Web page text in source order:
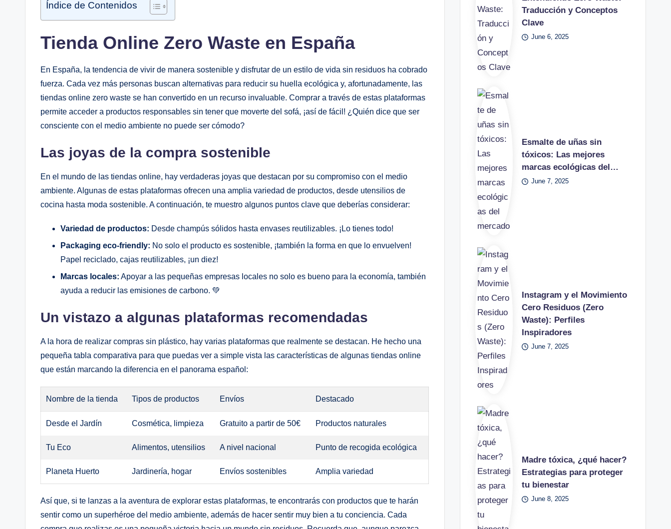
Índice de Contenidos
Tienda Online Zero Waste en España
En España, la tendencia de vivir de manera sostenible y disfrutar de un estilo de vida sin residuos ha cobrado
fuerza. Cada vez más personas buscan alternativas para reducir su huella ecológica y, afortunadamente, las
tiendas online zero waste se han convertido en un recurso invaluable. Comprar a través de estas plataformas
permite acceder a productos responsables sin tener que moverte del sofá, ¡así de fácil! ¿Quién dice que ser
consciente con el medio ambiente no puede ser cómodo?
Las joyas de la compra sostenible
En el mundo de las tiendas online, hay verdaderas joyas que destacan por su compromiso con el medio
ambiente. Algunas de estas plataformas ofrecen una amplia variedad de productos, desde utensilios de
cocina hasta moda sostenible. A continuación, te muestro algunos puntos clave que deberías considerar:
Variedad de productos: Desde champús sólidos hasta envases reutilizables. ¡Lo tienes todo!
Packaging eco-friendly: No solo el producto es sostenible, ¡también la forma en que lo envuelven!
Papel reciclado, cajas reutilizables, ¡un diez!
Marcas locales: Apoyar a las pequeñas empresas locales no solo es bueno para la economía, también
ayuda a reducir las emisiones de carbono. 💚
Un vistazo a algunas plataformas recomendadas
A la hora de realizar compras sin plástico, hay varias plataformas que realmente se destacan. He hecho una
pequeña tabla comparativa para que puedas ver a simple vista las características de algunas tiendas online
que están marcando la diferencia en el panorama español:
Nombre de la tienda Tipos de productos Envíos Destacado
Desde el Jardín Cosmética, limpieza Gratuito a partir de 50€ Productos naturales
Tu Eco Alimentos, utensilios A nivel nacional Punto de recogida ecológica
Planeta Huerto Jardinería, hogar Envíos sostenibles Amplia variedad
Así que, si te lanzas a la aventura de explorar estas plataformas, te encontrarás con productos que te harán
sentir como un superhéroe del medio ambiente, además de hacer sentir muy bien a tu conciencia. Cada
Traducción y Conceptos
Clave
June 6, 2025
Esmalte de uñas sin
tóxicos: Las mejores
marcas ecológicas del…
June 7, 2025
Instagram y el Movimiento
Cero Residuos (Zero
Waste): Perfiles
Inspiradores
June 7, 2025
Madre tóxica, ¿qué hacer?
Estrategias para proteger
tu bienestar
June 8, 2025